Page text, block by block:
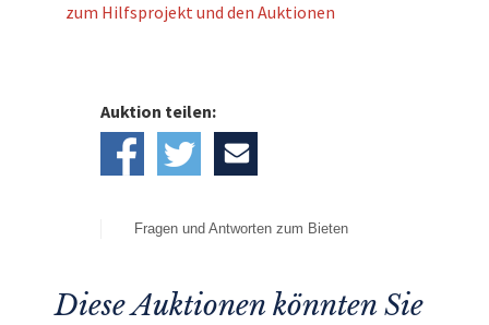
zum Hilfsprojekt und den Auktionen
Auktion teilen:
Fragen und Antworten zum Bieten
Diese Auktionen könnten Sie